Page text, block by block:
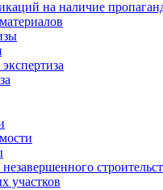
на наличие
участков